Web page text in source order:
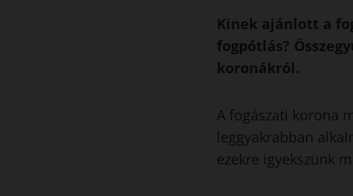
Kinek ajánlott a
fogpótlás?
koronákról.
A fogászati korona
leggyakrabban
ezekre igyekszünk